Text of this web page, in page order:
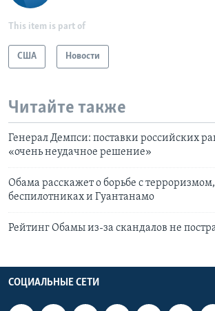
This item is part of
США Новости
Читайте также
Генерал Демпси: поставки российских
«очень неудачное решение»
Обама расскажет о борьбе с
беспилотниках и Гуантанамо
Рейтинг Обамы из-за скандалов не
СОЦИАЛЬНЫЕ СЕТИ